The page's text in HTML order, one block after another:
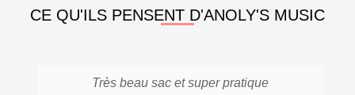
CE QU'ILS PENSENT D'ANOLY'S MUSIC
Très beau sac et super pratique